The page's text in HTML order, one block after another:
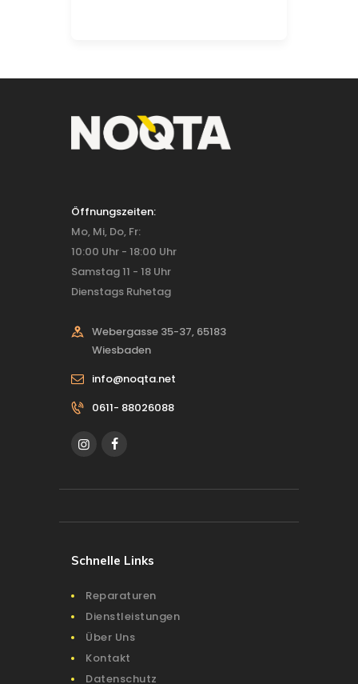
Öffnungszeiten:
Mo, Mi, Do, Fr:
10:00 Uhr - 18:00 Uhr
Samstag 11 - 18 Uhr
Dienstags Ruhetag
Webergasse 35-37, 65183
Wiesbaden
info@noqta.net
0611- 88026088
Schnelle Links
Reparaturen
Dienstleistungen
Über Uns
Kontakt
Datenschutz